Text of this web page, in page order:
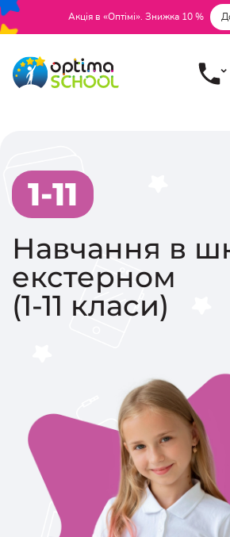
Акція в «Оптімі». Знижка 10 %
1-11
Навчання в
екстерном
(1-11 класи)